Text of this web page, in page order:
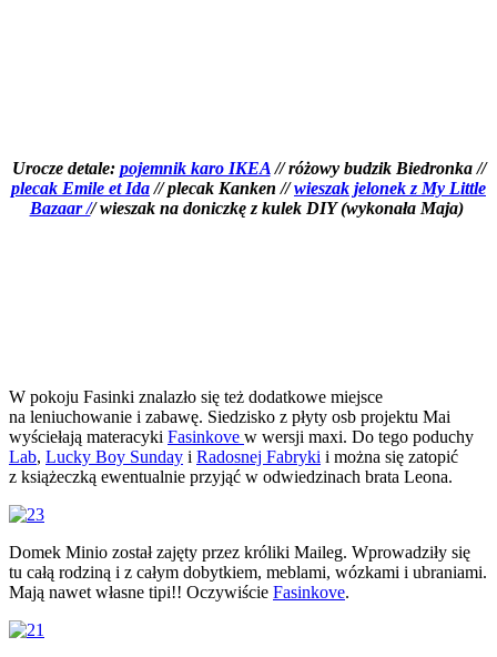
Urocze detale: pojemnik karo IKEA // różowy budzik Biedronka //
plecak Emile et Ida// plecak Kanken //wieszak jelonek z My Little
Bazaar // wieszak na doniczkę z kulek DIY (wykonała Maja)
W pokoju Fasinki znalazło się też dodatkowe miejsce
na leniuchowanie i zabawę. Siedzisko z płyty osb projektu Mai
wyściełają materacyki Fasinkove w wersji maxi. Do tego poduchy
Lab, Lucky Boy Sunday i Radosnej Fabryki i można się zatopić
z książeczką ewentualnie przyjąć w odwiedzinach brata Leona.
Domek Minio został zajęty przez króliki Maileg. Wprowadziły się
tu całą rodziną i z całym dobytkiem, meblami, wózkami i ubraniami.
Mają nawet własne tipi!! Oczywiście Fasinkove.